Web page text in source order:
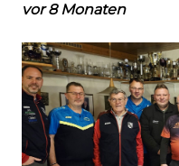
vor 8 Monaten